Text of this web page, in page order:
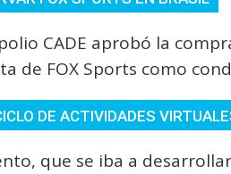
CADE aprobó la
de FOX Sports como
DE ACTIVIDADES
que se iba a